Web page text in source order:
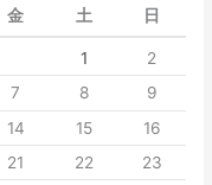
金 土 日
1
2
7 8
9
14 15
16
21 22
23